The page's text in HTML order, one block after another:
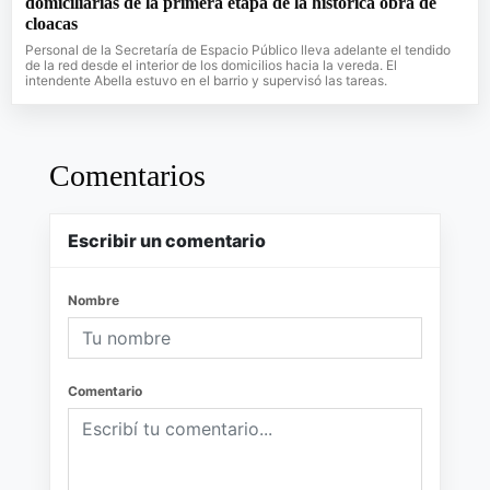
cloacas
Personal de la Secretaría de Espacio Público lleva adelante el tendido
de la red desde el interior de los domicilios hacia la vereda. El
intendente Abella estuvo en el barrio y supervisó las tareas.
Comentarios
Escribir un comentario
Nombre
Comentario